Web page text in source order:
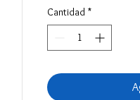
Cantidad *